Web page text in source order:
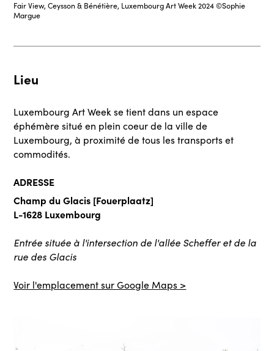
Fair View, Ceysson & Bénétière, Luxembourg Art Week 2024 ©Sophie
Margue
Lieu
Luxembourg Art Week se tient dans un espace
éphémère situé en plein coeur de la ville de
Luxembourg, à proximité de tous les transports et
commodités.
ADRESSE
Champ du Glacis [Fouerplaatz]
L-1628 Luxembourg
Entrée située à l'intersection de l'allée Scheffer et de la
rue des Glacis
Voir l'emplacement sur Google Maps >